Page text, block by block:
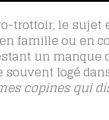
trottoir, le
famille ou en
un manque
logé
copines qui